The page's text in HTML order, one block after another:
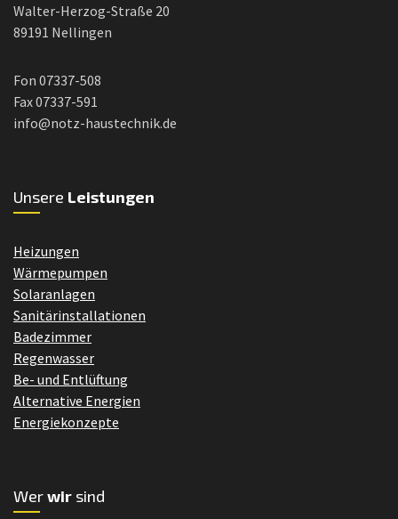
Walter-Herzog-Straße 20
89191 Nellingen
Fon 07337-508
Fax 07337-591
info@notz-haustechnik.de
Unsere Leistungen
Heizungen
Wärmepumpen
Solaranlagen
Sanitärinstallationen
Badezimmer
Regenwasser
Be- und Entlüftung
Alternative Energien
Energiekonzepte
Werwir sind